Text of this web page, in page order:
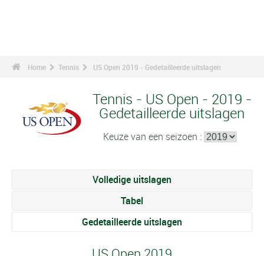
Home Tennis US Open 2019 - Gedetailleerde uitslagen
Tennis - US Open - 2019 -
Gedetailleerde uitslagen
Keuze van een seizoen :
Volledige uitslagen
Tabel
Gedetailleerde uitslagen